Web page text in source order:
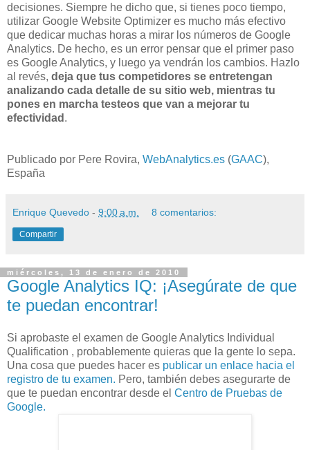
decisiones. Siempre he dicho que, si tienes poco tiempo,
utilizar Google Website Optimizer es mucho más efectivo
que dedicar muchas horas a mirar los números de Google
Analytics. De hecho, es un error pensar que el primer paso
es Google Analytics, y luego ya vendrán los cambios. Hazlo
al revés, deja que tus competidores se entretengan
analizando cada detalle de su sitio web, mientras tu
pones en marcha testeos que van a mejorar tu
efectividad .
Publicado por Pere Rovira, WebAnalytics.es (GAAC),
España
Enrique Quevedo - 9:00 a.m. 8 comentarios:
Compartir
miércoles, 13 de enero de 2010
Google Analytics IQ: ¡Asegúrate de que
te puedan encontrar!
Si aprobaste el examen de Google Analytics Individual
Qualification , probablemente quieras que la gente lo sepa.
Una cosa que puedes hacer es publicar un enlace hacia el
registro de tu examen. Pero, también debes asegurarte de
que te puedan encontrar desde el Centro de Pruebas de
Google.